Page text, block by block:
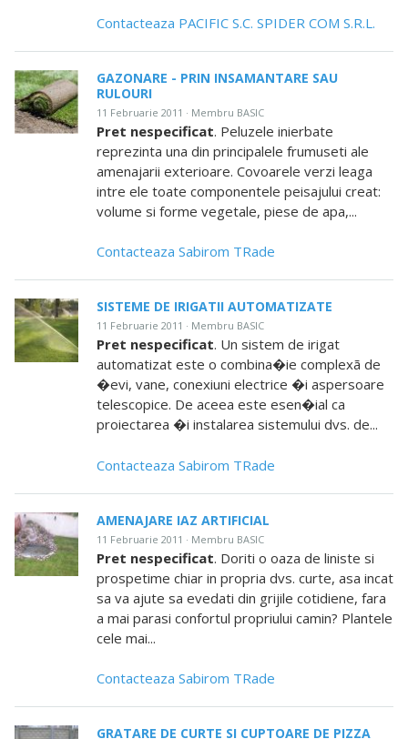
Contacteaza PACIFIC S.C. SPIDER COM S.R.L.
GAZONARE - PRIN INSAMANTARE SAU
RULOURI
11 Februarie 2011 · Membru BASIC
Pret nespecificat. Peluzele inierbate
reprezinta una din principalele frumuseti ale
amenajarii exterioare. Covoarele verzi leaga
intre ele toate componentele peisajului creat:
volume si forme vegetale, piese de apa,...
Contacteaza Sabirom TRade
SISTEME DE IRIGATII AUTOMATIZATE
11 Februarie 2011 · Membru BASIC
Pret nespecificat. Un sistem de irigat
automatizat este o combina�ie complexã de
�evi, vane, conexiuni electrice �i aspersoare
telescopice. De aceea este esen�ial ca
proiectarea �i instalarea sistemului dvs. de...
Contacteaza Sabirom TRade
AMENAJARE IAZ ARTIFICIAL
11 Februarie 2011 · Membru BASIC
Pret nespecificat. Doriti o oaza de liniste si
prospetime chiar in propria dvs. curte, asa incat
sa va ajute sa evedati din grijile cotidiene, fara
a mai parasi confortul propriului camin? Plantele
cele mai...
Contacteaza Sabirom TRade
GRATARE DE CURTE SI CUPTOARE DE PIZZA